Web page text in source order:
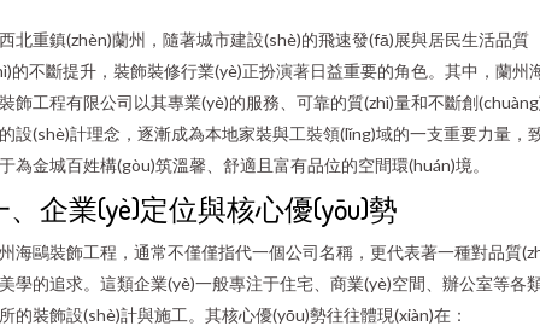
北重鎮(zhèn)蘭州，隨著城市建設(shè)的飛速發(fā)展與居民生活品質
的不斷提升，裝飾裝修行業(yè)正扮演著日益重要的角色。其中，蘭州
飾工程有限公司以其專業(yè)的服務、可靠的質(zhì)量和不斷創
設(shè)計理念，逐漸成為本地家裝與工裝領(lǐng)域的一支重要力量，
為金城百姓構(gòu)筑溫馨、舒適且富有品位的空間環(huán)境。
、企業(yè)定位與核心優(yōu)勢
海鷗裝飾工程，通常不僅僅指代一個公司名稱，更代表著一種對品質
學的追求。這類企業(yè)一般專注于住宅、商業(yè)空間、辦公室等各
的裝飾設(shè)計與施工。其核心優(yōu)勢往往體現(xiàn)在：